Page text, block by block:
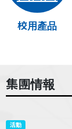
校用產品
集團情報
活動